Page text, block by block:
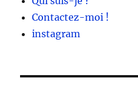
Contactez-moi !
instagram